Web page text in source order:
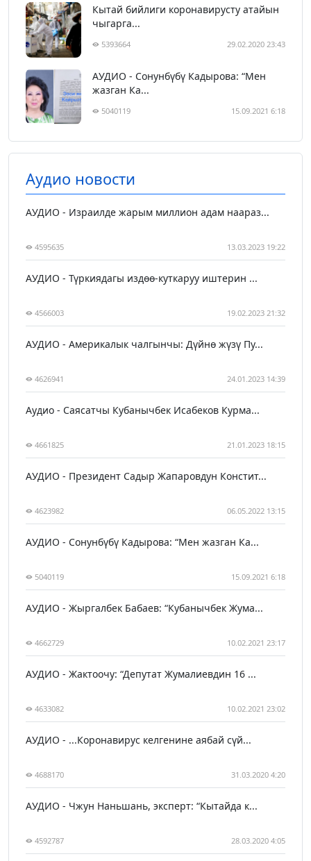
Кытай бийлиги коронавирусту атайын
чыгарга...
5393664 29.02.2020 23:43
АУДИО - Сонунбүбү Кадырова: “Мен
жазган Ка...
5040119 15.09.2021 6:18
Аудио новости
АУДИО - Израилде жарым миллион адам наараз...
4595635 13.03.2023 19:22
АУДИО - Түркиядагы издөө-куткаруу иштерин ...
4566003 19.02.2023 21:32
АУДИО - Америкалык чалгынчы: Дүйнө жүзү Пу...
4626941 24.01.2023 14:39
Аудио - Саясатчы Кубанычбек Исабеков Курма...
4661825 21.01.2023 18:15
АУДИО - Президент Садыр Жапаровдун Констит...
4623982 06.05.2022 13:15
АУДИО - Сонунбүбү Кадырова: “Мен жазган Ка...
5040119 15.09.2021 6:18
АУДИО - Жыргалбек Бабаев: “Кубанычбек Жума...
4662729 10.02.2021 23:17
АУДИО - Жактоочу: “Депутат Жумалиевдин 16 ...
4633082 10.02.2021 23:02
АУДИО - ...Коронавирус келгенине аябай сүй...
4688170 31.03.2020 4:20
АУДИО - Чжун Наньшань, эксперт: “Кытайда к...
4592787 28.03.2020 4:05